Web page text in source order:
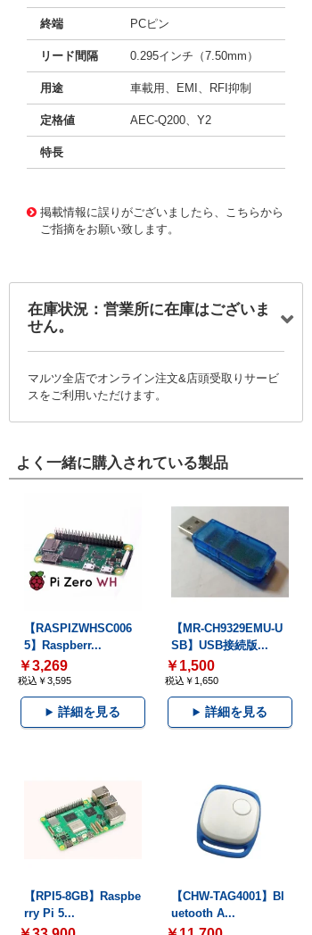
終端 PCピン
リード間隔 0.295インチ（7.50mm）
用途 車載用、EMI、RFI抑制
定格値 AEC-Q200、Y2
特長
掲載情報に誤りがございましたら、こちらから
ご指摘をお願い致します。
在庫状況：営業所に在庫はございま
せん。
マルツ全店でオンライン注文&店頭受取りサービ
スをご利用いただけます。
よく一緒に購入されている製品
【RASPIZWHSC006
5】Raspberr...
￥3,269
税込￥3,595
詳細を見る
【MR-CH9329EMU-U
SB】USB接続版...
￥1,500
税込￥1,650
詳細を見る
【RPI5-8GB】Raspbe
rry Pi 5...
【CHW-TAG4001】Bl
uetooth A...